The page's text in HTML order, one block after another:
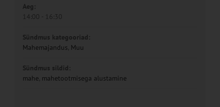
Aeg:
14:00 - 16:30
Sündmus kategooriad:
Mahemajandus, Muu
Sündmus sildid:
mahe, mahetootmisega alustamine